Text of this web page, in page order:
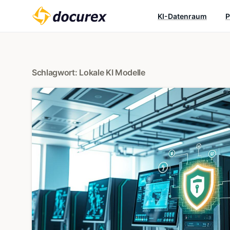
KI-Datenraum
Schlagwort: Lokale KI Modelle